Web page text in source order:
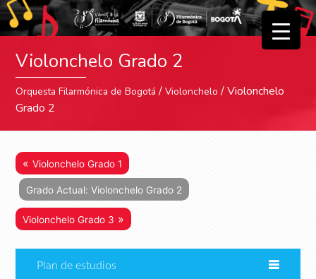
Violonchelo Grado 2
Orquesta Filarmónica de Bogotá /Violonchelo / Violonchelo
Grado 2
«Violonchelo Grado 1
Grado Actual: Violonchelo Grado 2
Violonchelo Grado 3 »
Plan de estudios